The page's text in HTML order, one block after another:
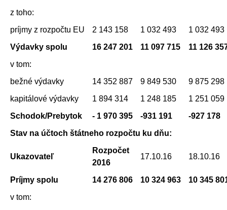
z toho:
príjmy z rozpočtu EU
2 143 158 1 032 493
1 032 493
Výdavky spolu
16 247 201 11 097 715
11 126
v tom:
bežné výdavky
14 352 887 9 849 530
9 875 298
kapitálové výdavky
1 894 314 1 248 185
1 251 059
Schodok/Prebytok
- 1 970 395 -931 191
-927 178
Stav na účtoch štátneho rozpočtu ku dňu:
Ukazovateľ
Rozpočet
2016
17.10.16 18.10.16
Príjmy spolu 14 276 806 10 324 963
10 345
v tom: